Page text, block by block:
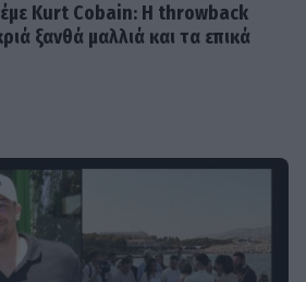
Kurt Cobain: H throwback
ξανθά μαλλιά και τα επικά